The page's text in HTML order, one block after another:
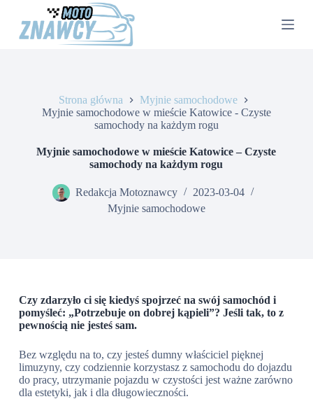
Strona główna
Myjnie samochodowe
Myjnie samochodowe w mieście Katowice - Czyste
samochody na każdym rogu
Myjnie samochodowe w mieście Katowice – Czyste
samochody na każdym rogu
Redakcja Motoznawcy
2023-03-04
Myjnie samochodowe
Czy zdarzyło ci się kiedyś spojrzeć na swój samochód i
pomyśleć: „Potrzebuje on dobrej kąpieli”? Jeśli tak, to z
pewnością nie jesteś sam.
Bez względu na to, czy jesteś dumny właściciel pięknej
limuzyny, czy codziennie korzystasz z samochodu do dojazdu
do pracy, utrzymanie pojazdu w czystości jest ważne zarówno
dla estetyki, jak i dla długowieczności.